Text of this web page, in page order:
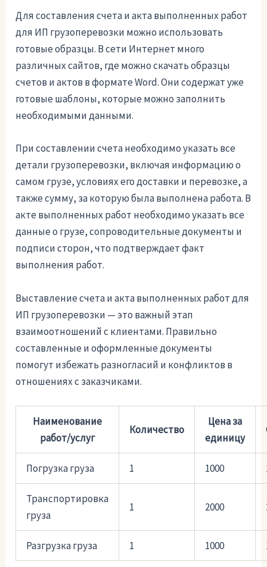
Для составления счета и акта выполненных работ
для ИП грузоперевозки можно использовать
готовые образцы. В сети Интернет много
различных сайтов, где можно скачать образцы
счетов и актов в формате Word. Они содержат уже
готовые шаблоны, которые можно заполнить
необходимыми данными.
При составлении счета необходимо указать все
детали грузоперевозки, включая информацию о
самом грузе, условиях его доставки и перевозке, а
также сумму, за которую была выполнена работа. В
акте выполненных работ необходимо указать все
данные о грузе, сопроводительные документы и
подписи сторон, что подтверждает факт
выполнения работ.
Выставление счета и акта выполненных работ для
ИП грузоперевозки — это важный этап
взаимоотношений с клиентами. Правильно
составленные и оформленные документы
помогут избежать разногласий и конфликтов в
отношениях с заказчиками.
Наименование
работ/услуг
Количество
Цена за
единицу
Погрузка груза 1 1000
Транспортировка
груза
1 2000
Разгрузка груза 1 1000